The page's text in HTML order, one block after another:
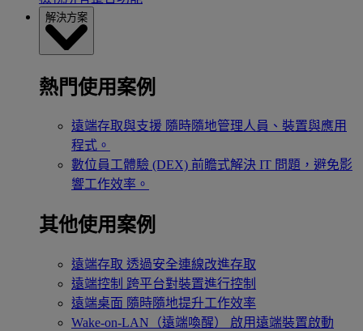
解決方案
熱門使用案例
遠端存取與支援 隨時隨地管理人員、裝置與應用
程式。
數位員工體驗 (DEX) 前瞻式解決 IT 問題，避免影
響工作效率。
其他使用案例
遠端存取 透過安全連線改進存取
遠端控制 跨平台對裝置進行控制
遠端桌面 隨時隨地提升工作效率
Wake-on-LAN（遠端喚醒）
啟用遠端裝置啟動